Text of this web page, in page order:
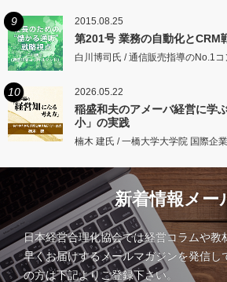
9 2015.08.25
第201号 業務の自動化とCRM
白川博司氏 / 通信販売指導のNo.1コ
10 2026.05.22
稲盛和夫のアメーバ経営に学
小」の実践
楠木 建氏 / 一橋大学大学院 国際企
新着情報メー
日本経営合理化協会では経営コラムや教
早くお届けするメールマガジンを発信し
の方は下記よりご登録下さい。